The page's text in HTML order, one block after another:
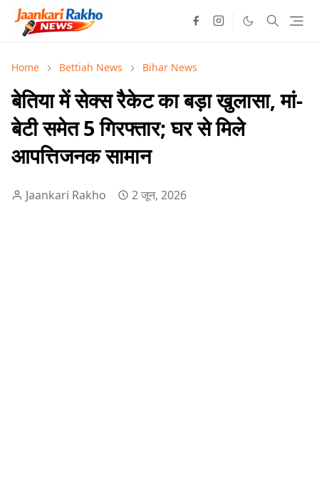
Home Bettiah News Bihar News
बेतिया में सेक्स रैकेट का बड़ा खुलासा, मां-
बेटी समेत 5 गिरफ्तार; घर से मिले
आपत्तिजनक सामान
Jaankari Rakho 2 जून, 2026